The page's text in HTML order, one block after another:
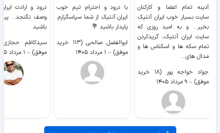
آدینه تمام اعضا و کارکنان
سایت بسیار خوب ايران آنتیک
بخیر... و به امید روزی که
سایت ايران آنتیک، گریدکردن
تمام سکه ها و اسکناس ها و
مدال های...
جواد خواجه پور (۱۸ خرید
موفق) – ۹ مرداد ۱۴۰۵
با درود و احترام؛ تیم خوب
ایران آنتیک از شما سپاسگزارم.
پایدار باشید 💐
ابوالفضل صالحی (۱۱۳ خرید
موفق) – ۱ مرداد ۱۴۰۵
درود و ارادت
وصف نگنجد...
باشید
موفق) – ۱ مرداد ۱۴۰۵